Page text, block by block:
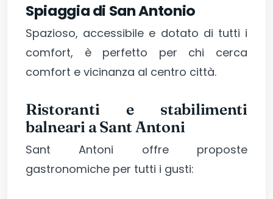
Spiaggia di San Antonio
Spazioso, accessibile e dotato di tutti i
comfort, è perfetto per chi cerca
comfort e vicinanza al centro città.
Ristoranti e stabilimenti
balneari a Sant Antoni
Sant Antoni offre proposte
gastronomiche per tutti i gusti: